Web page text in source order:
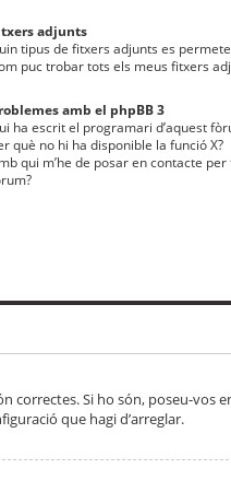
adjunts
tipus de fitxers adjunts es
puc trobar tots els meus fitxers
amb el phpBB 3
ha escrit el programari d’aquest
què no hi ha disponible la funció X?
qui m’he de posar en contacte
correctes. Si ho són, poseu-
que hagi d’arreglar.